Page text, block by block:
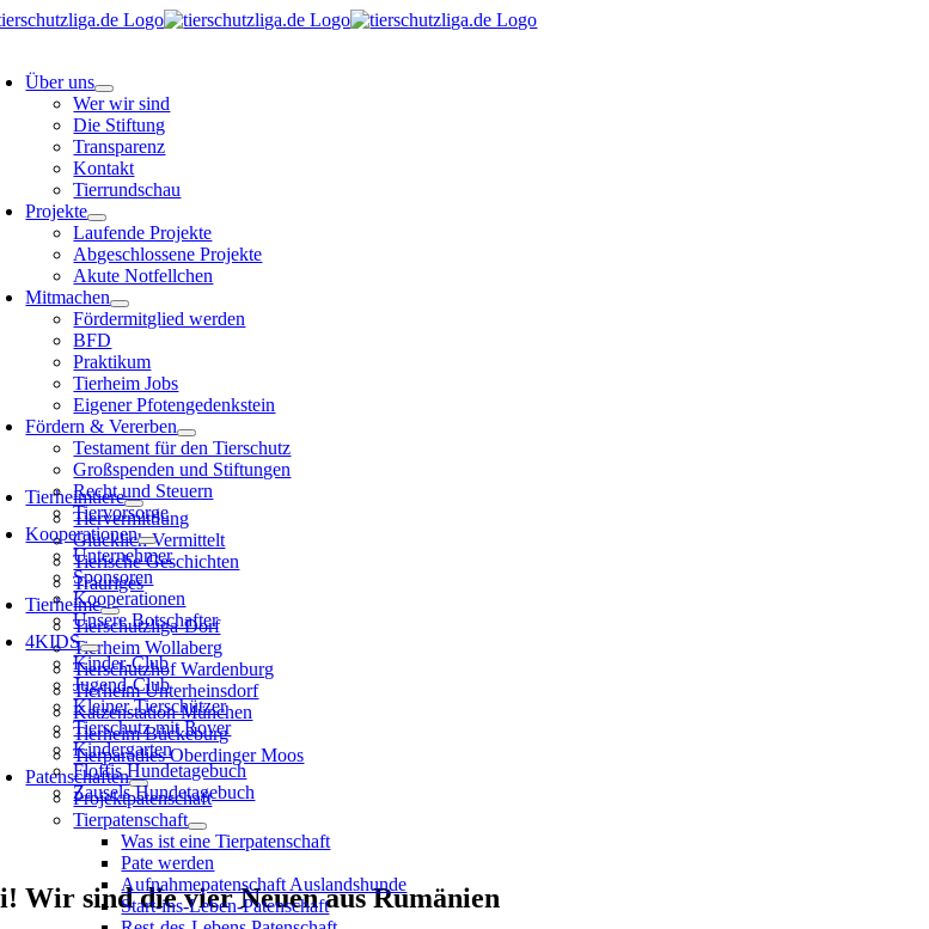
Skip
Über uns
Wer wir sind
Die Stiftung
Transparenz
Kontakt
Tierrundschau
Projekte
Laufende Projekte
Abgeschlossene Projekte
Akute Notfellchen
Mitmachen
Fördermitglied werden
BFD
Praktikum
Tierheim Jobs
Eigener Pfotengedenkstein
Fördern & Vererben
Testament für den Tierschutz
Großspenden und Stiftungen
Recht und Steuern
Tiervorsorge
Kooperationen
Unternehmer
Sponsoren
Kooperationen
Unsere Botschafter
4KIDS
Kinder-Club
Jugend-Club
Kleiner Tierschützer
Tierschutz mit Rover
Kindergarten
Floffis Hundetagebuch
Zausels Hundetagebuch
Tierheimtiere
Tiervermittlung
Glücklich Vermittelt
Tierische Geschichten
Trauriges
Tierheime
Tierschutzliga-Dorf
Tierheim Wollaberg
Tierschutzhof Wardenburg
Tierheim Unterheinsdorf
Kat­zen­station München
Tierheim Bückeburg
Tierparadies Oberdinger Moos
Patenschaften
Projektpatenschaft
Tierpatenschaft
Was ist eine Tierpatenschaft
Pate werden
Aufnahmepatenschaft Auslandshunde
Start-ins-Leben-Patenschaft
Wir sind die vier Neuen aus Rumänien